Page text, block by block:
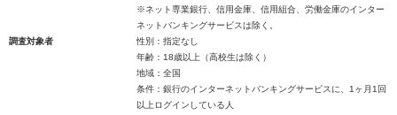
※ネット専業銀行、信用金庫、信用組合、労働金庫のインター
ネットバンキングサービスは除く。
調査対象者
性別：指定なし
年齢：18歳以上（高校生は除く）
地域：全国
条件：銀行のインターネットバンキングサービスに、1ヶ月1回
以上ログインしている人